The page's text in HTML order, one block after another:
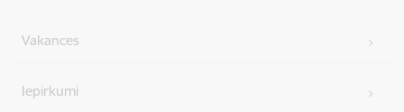
Vakances
Iepirkumi